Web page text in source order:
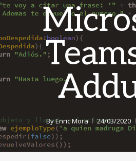
ByEnric Mora 24/03/2020